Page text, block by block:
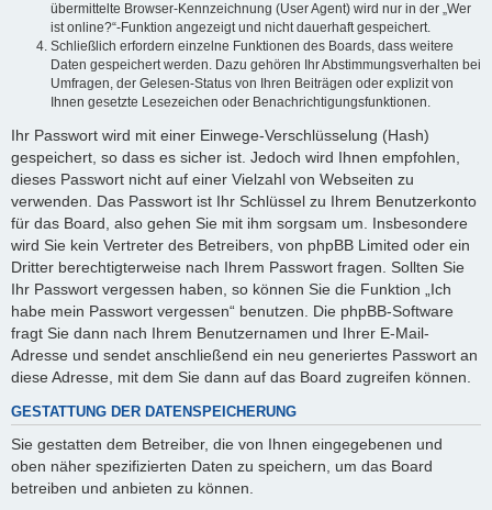
übermittelte Browser-Kennzeichnung (User Agent) wird nur in der „Wer
ist online?“-Funktion angezeigt und nicht dauerhaft gespeichert.
Schließlich erfordern einzelne Funktionen des Boards, dass weitere
Daten gespeichert werden. Dazu gehören Ihr Abstimmungsverhalten bei
Umfragen, der Gelesen-Status von Ihren Beiträgen oder explizit von
Ihnen gesetzte Lesezeichen oder Benachrichtigungsfunktionen.
Ihr Passwort wird mit einer Einwege-Verschlüsselung (Hash)
gespeichert, so dass es sicher ist. Jedoch wird Ihnen empfohlen,
dieses Passwort nicht auf einer Vielzahl von Webseiten zu
verwenden. Das Passwort ist Ihr Schlüssel zu Ihrem Benutzerkonto
für das Board, also gehen Sie mit ihm sorgsam um. Insbesondere
wird Sie kein Vertreter des Betreibers, von phpBB Limited oder ein
Dritter berechtigterweise nach Ihrem Passwort fragen. Sollten Sie
Ihr Passwort vergessen haben, so können Sie die Funktion „Ich
habe mein Passwort vergessen“ benutzen. Die phpBB-Software
fragt Sie dann nach Ihrem Benutzernamen und Ihrer E-Mail-
Adresse und sendet anschließend ein neu generiertes Passwort an
diese Adresse, mit dem Sie dann auf das Board zugreifen können.
GESTATTUNG DER DATENSPEICHERUNG
Sie gestatten dem Betreiber, die von Ihnen eingegebenen und
oben näher spezifizierten Daten zu speichern, um das Board
betreiben und anbieten zu können.